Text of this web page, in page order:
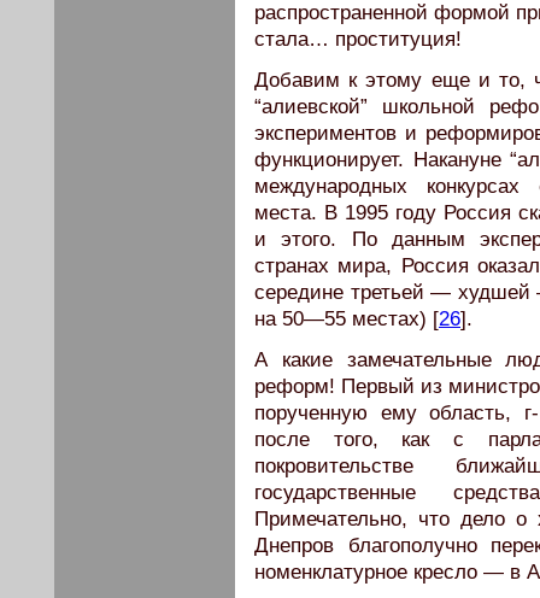
распространенной формой
стала… проституция!
Добавим к этому еще и то,
“алиевской” школьной
экспериментов и
функционирует. Накануне
международных
места. В 1995 году Россия
и этого. По данным
странах мира, Россия
середине третьей — худшей
на 50—55 местах) [26].
А какие замечательные
реформ! Первый из
порученную ему область,
после того, как с
покровительстве
государственные
Примечательно, что дело
Днепров благополучно
номенклатурное кресло — в